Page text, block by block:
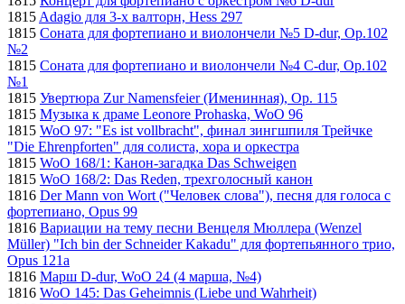
1815 Adagio для 3-х валторн, Hess 297
1815 Соната для фортепиано и виолончели №5 D-dur, Op.102
№2
1815 Соната для фортепиано и виолончели №4 C-dur, Op.102
№1
1815 Увертюра Zur Namensfeier (Именинная), Op. 115
1815 Музыка к драме Leonore Prohaska, WoO 96
1815 WoO 97: "Es ist vollbracht", финал зингшпиля Трейчке
"Die Ehrenpforten" для солиста, хора и оркестра
1815 WoO 168/1: Канон-загадка Das Schweigen
1815 WoO 168/2: Das Reden, трехголосный канон
1816 Der Mann von Wort ("Человек слова"), песня для голоса с
фортепиано, Opus 99
1816 Вариации на тему песни Венцеля Мюллера (Wenzel
Müller) "Ich bin der Schneider Kakadu" для фортепьянного трио,
Opus 121a
1816 Марш D-dur, WoO 24 (4 марша, №4)
1816 WoO 145: Das Geheimnis (Liebe und Wahrheit)